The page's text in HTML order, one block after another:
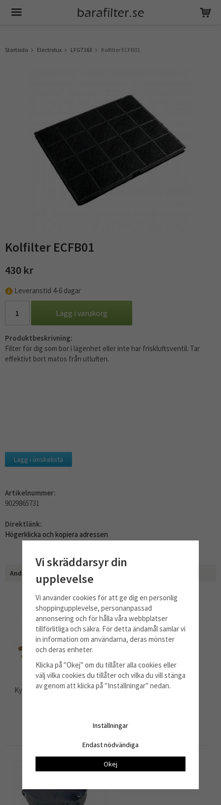
Startsida Electrolux LFG716X Kolfilter ECFB01
Kolfilter ECFB01
430 kr
Leveranstid 4-6 dagar
Lägg i varukorg
Produktbeskrivning:
Filter för dig som bor i lägenhet eller inte har friskluftsventil. Tar
effektivt bort matos från utluften.
Lägg i önskelista
Artikelnummer:
9029865731
Direktlänk:
Högerklicka och kopiera adressen
Andra har även köpt
Kylskåpslampa 15w T-Click Kolfilter
Vi skräddarsyr din
upplevelse
Vi använder cookies för att ge dig en personlig
shoppingupplevelse, personanpassad
annonsering och för hålla våra webbplatser
tillförlitliga och säkra. För detta ändamål samlar vi
in information om användarna, deras mönster
och deras enheter.
Klicka på "Okej" om du tillåter alla cookies eller
välj vilka cookies du tillåter och vilka du vill stänga
av genom att klicka på "Inställningar" nedan.
Inställningar
Endast nödvändiga
Okej